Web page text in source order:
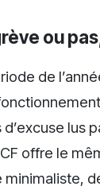
ou
de
lus
offre le
minimaliste,